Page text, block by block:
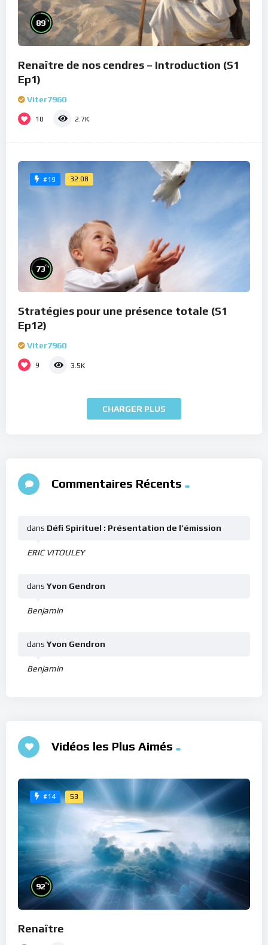
89%
Renaître de nos cendres – Introduction (S1
Ep1)
Viter7960
10 2.7K
#19 32:08
73%
Stratégies pour une présence totale (S1
Ep12)
Viter7960
9 3.5K
CHARGER PLUS
Commentaires Récents
ERIC VITOULEY
dans Défi Spirituel : Présentation de l’émission
Benjamin
dans Yvon Gendron
Benjamin
dans Yvon Gendron
Vidéos les Plus Aimés
#14 53
92%
Renaître